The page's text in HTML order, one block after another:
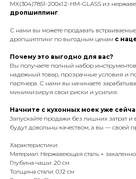
MX(304)7851-200x1.2-HM-GLASS из
дропшиппинг.
С нами вы можете продавать
дропшиппинг по выгодным ценам с
Почему это выгодно для вас?
Вы получаете полный набор
надежный товар, прозрачные условия и
партнера. С нами вы начинаете
минимизируя свои риски и усилия.
Начните с кухонных моек уже
Запускайте продажи без лишних затрат
будут довольны качеством, а вы — своей
Характеристики:
Материал: Нержавеющая сталь +
Глубина чаши: 20 см
Толщина стали: 0,12 см